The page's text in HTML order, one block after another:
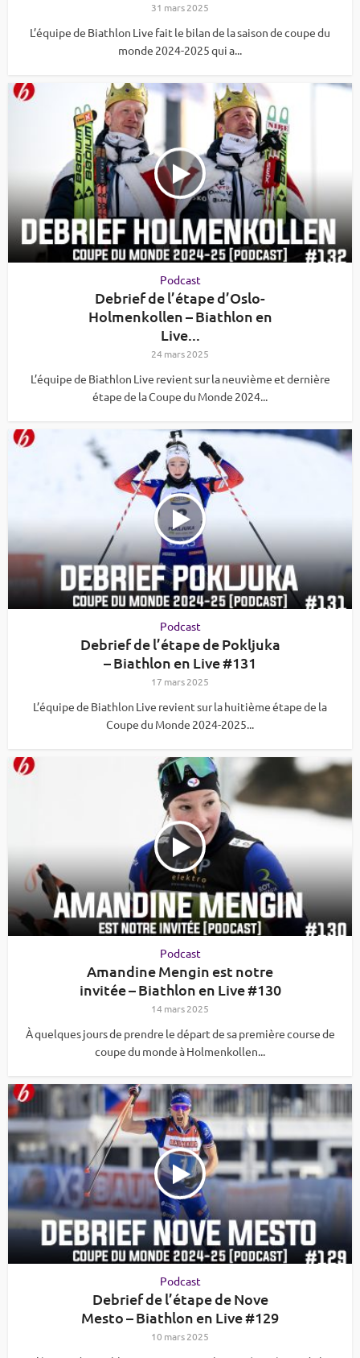
31 mars 2025
L’équipe de Biathlon Live fait le bilan de la saison de coupe du
monde 2024-2025 qui a...
Podcast
Debrief de l’étape d’Oslo-
Holmenkollen – Biathlon en
Live...
24 mars 2025
L’équipe de Biathlon Live revient sur la neuvième et dernière
étape de la Coupe du Monde 2024...
Podcast
Debrief de l’étape de Pokljuka
– Biathlon en Live #131
17 mars 2025
L’équipe de Biathlon Live revient sur la huitième étape de la
Coupe du Monde 2024-2025...
Podcast
Amandine Mengin est notre
invitée – Biathlon en Live #130
14 mars 2025
À quelques jours de prendre le départ de sa première course de
coupe du monde à Holmenkollen...
Podcast
Debrief de l’étape de Nove
Mesto – Biathlon en Live #129
10 mars 2025